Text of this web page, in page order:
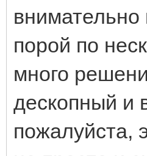
порой по
много
дескопный и
пожалуйста,